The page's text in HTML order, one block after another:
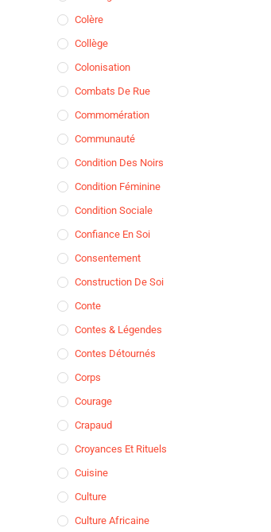
Colère
Collège
Colonisation
Combats De Rue
Commomération
Communauté
Condition Des Noirs
Condition Féminine
Condition Sociale
Confiance En Soi
Consentement
Construction De Soi
Conte
Contes & Légendes
Contes Détournés
Corps
Courage
Crapaud
Croyances Et Rituels
Cuisine
Culture
Culture Africaine